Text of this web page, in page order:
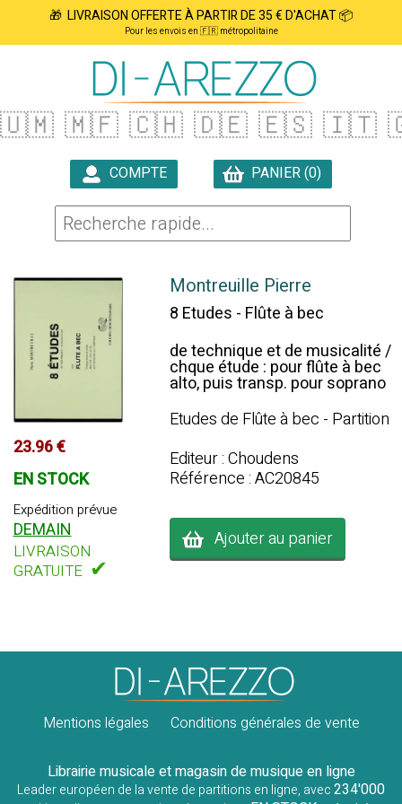
🎁 LIVRAISON OFFERTE À PARTIR DE 35 € D'ACHAT 📦
Pour les envois en 🇫🇷 métropolitaine
🇺🇲 🇲🇫 🇨🇭 🇩🇪 🇪🇸 🇮🇹
COMPTE
PANIER (0)
23.96 €
EN STOCK
Expédition prévue
DEMAIN
LIVRAISON
GRATUITE ✔
Montreuille Pierre
8 Etudes - Flûte à bec
de technique et de musicalité /
chque étude : pour flûte à bec
alto, puis transp. pour soprano
Etudes de Flûte à bec - Partition
Editeur : Choudens
Référence : AC20845
Ajouter au panier
Mentions légales Conditions générales de vente
Librairie musicale et magasin de musique en ligne
Leader européen de la vente de partitions en ligne, avec234'000